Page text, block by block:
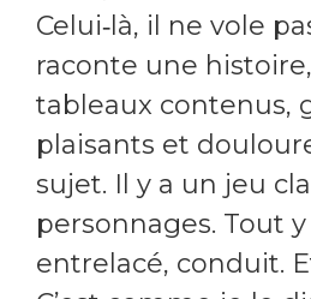
Celui‑là, il ne vole
raconte une
tableaux contenus,
plaisants et
sujet. Il y a un jeu
personnages. Tout
entrelacé, conduit.